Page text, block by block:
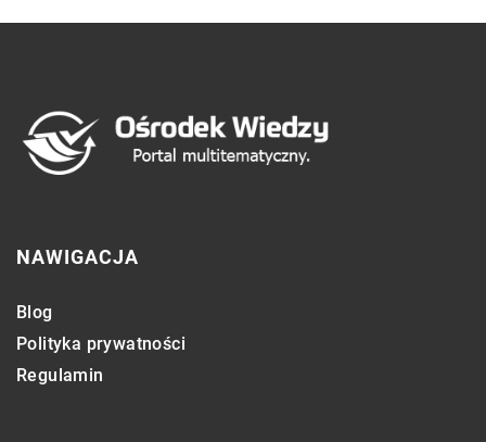
NAWIGACJA
Blog
Polityka prywatności
Regulamin